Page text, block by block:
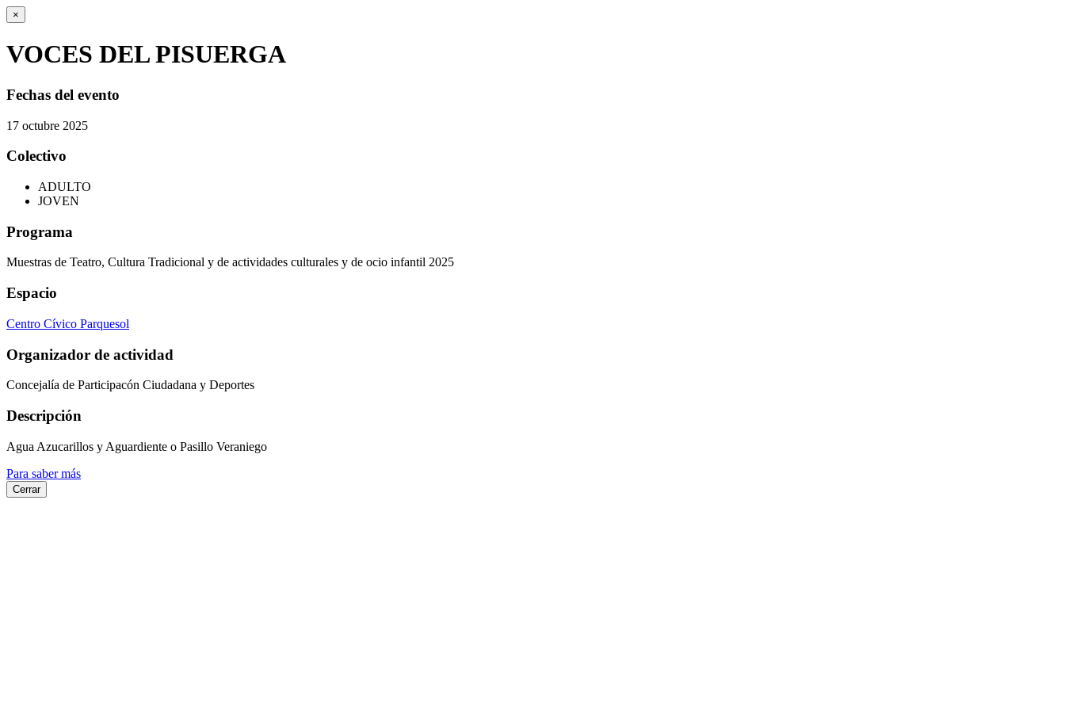
×
VOCES DEL PISUERGA
Fechas del evento
17 octubre 2025
Colectivo
ADULTO
JOVEN
Programa
Muestras de Teatro, Cultura Tradicional y de actividades culturales y de ocio infantil 2025
Espacio
Centro Cívico Parquesol
Organizador de actividad
Concejalía de Participacón Ciudadana y Deportes
Descripción
Agua Azucarillos y Aguardiente o Pasillo Veraniego
Para saber más
Cerrar